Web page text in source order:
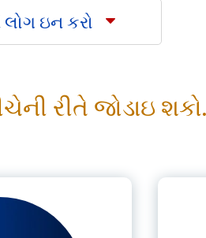
ઇન કરો C
રીતે જોડાઇ